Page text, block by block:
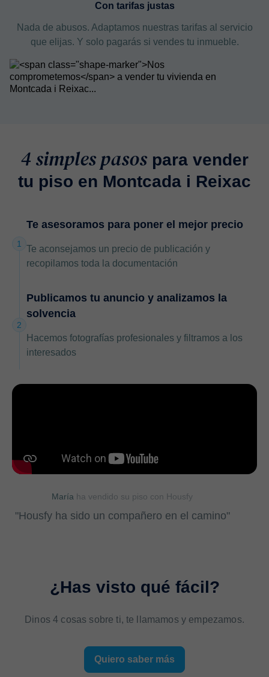
Con tarifas justas
Nada de abusos. Adaptamos nuestras tarifas al servicio
que elijas. Y solo pagarás si vendes tu inmueble.
4 simples pasospara vender
tu piso en Montcada i Reixac
María ha vendido su piso con Housfy
"Housfy ha sido un compañero en el camino"
1
Te asesoramos para poner el mejor precio
Te aconsejamos un precio de publicación y
recopilamos toda la documentación
2
Publicamos tu anuncio y analizamos la
solvencia
Hacemos fotografías profesionales y filtramos a los
interesados
¿Has visto qué fácil?
Dinos 4 cosas sobre ti, te llamamos y empezamos.
Quiero saber más